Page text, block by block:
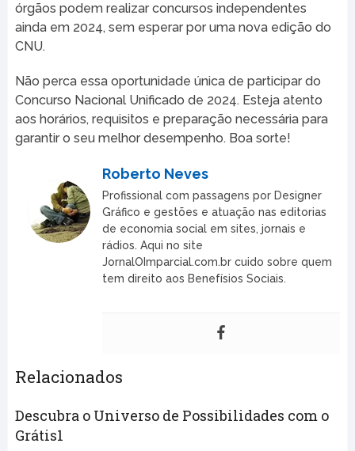
órgãos podem realizar concursos independentes
ainda em 2024, sem esperar por uma nova edição do
CNU.
Não perca essa oportunidade única de participar do
Concurso Nacional Unificado de 2024. Esteja atento
aos horários, requisitos e preparação necessária para
garantir o seu melhor desempenho. Boa sorte!
Roberto Neves
Profissional com passagens por Designer
Gráfico e gestões e atuação nas editorias
de economia social em sites, jornais e
rádios. Aqui no site
JornalOImparcial.com.br cuido sobre quem
tem direito aos Benefísios Sociais.
Relacionados
Descubra o Universo de Possibilidades com o
Grátis1